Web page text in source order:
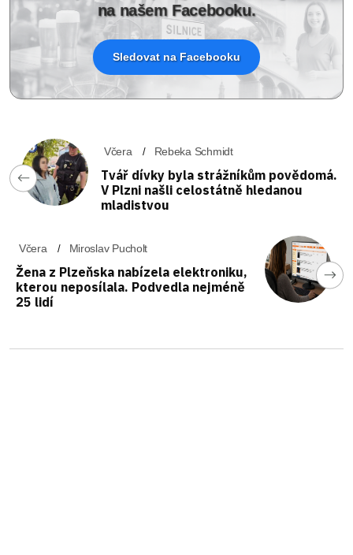
na našem Facebooku.
Sledovat na Facebooku
Včera Rebeka Schmidt
Tvář dívky byla strážníkům povědomá.
V Plzni našli celostátně hledanou
mladistvou
Včera Miroslav Pucholt
Žena z Plzeňska nabízela elektroniku,
kterou neposílala. Podvedla nejméně
25 lidí